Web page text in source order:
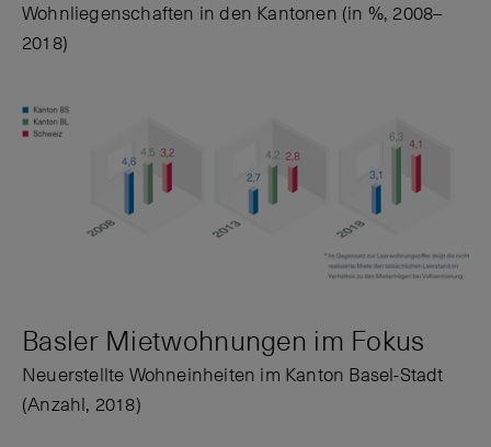
Wohnliegenschaften in den Kantonen (in %, 2008–
2018)
Basler Mietwohnungen im Fokus
Neuerstellte Wohneinheiten im Kanton Basel-Stadt
(Anzahl, 2018)